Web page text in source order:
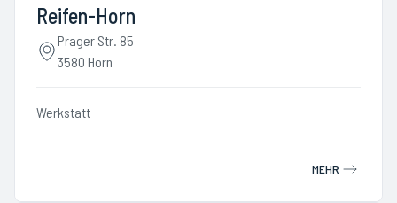
Reifen-Horn
Prager Str. 85
3580 Horn
Werkstatt
MEHR